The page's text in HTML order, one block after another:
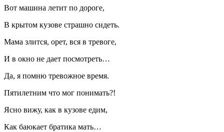
Вот машина летит по дороге,
В крытом кузове страшно сидеть.
Мама злится, орет, вся в тревоге,
И в окно не дает посмотреть…
Да, я помню тревожное время.
Пятилетним что мог понимать?!
Ясно вижу, как в кузове едим,
Как баюкает братика мать…